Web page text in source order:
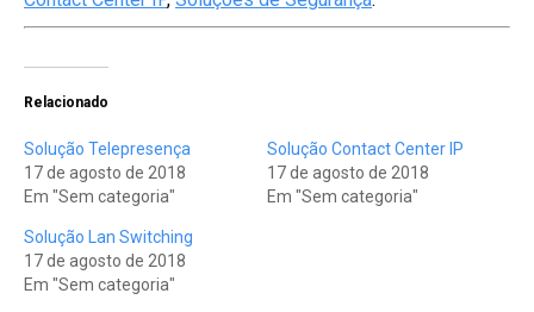
Relacionado
Solução Telepresença
17 de agosto de 2018
Em "Sem categoria"
Solução Contact Center IP
17 de agosto de 2018
Em "Sem categoria"
Solução Lan Switching
17 de agosto de 2018
Em "Sem categoria"